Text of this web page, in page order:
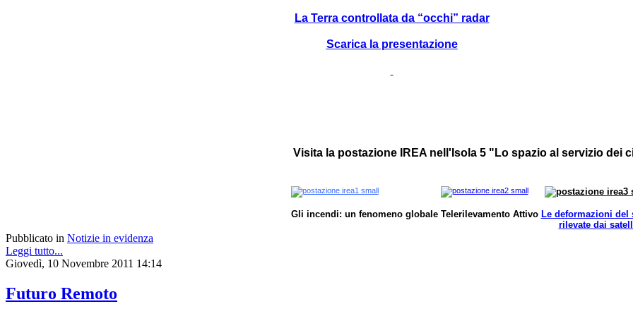
La Terra controllata da “occhi” radar
Scarica la presentazione
Visita la postazione IREA nell'Isola 5 "Lo spazio al servizio dei
Gli incendi: un fenomeno globale Telerilevamento Attivo Le deformazioni del
rilevate dai
Pubblicato in Notizie in evidenza
Leggi tutto...
Giovedì, 10 Novembre 2011 14:14
Futuro Remoto